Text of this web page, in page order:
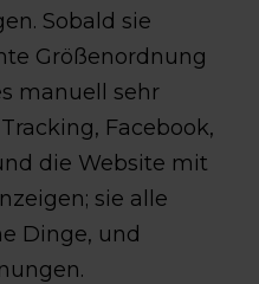
Sobald sie
Größenordnung
manuell sehr
Facebook,
die Website mit
sie alle
Dinge, und